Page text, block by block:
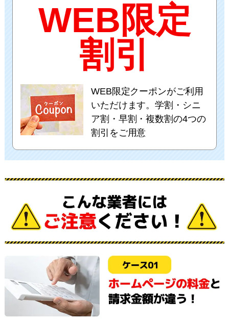
WEB限定
割引
WEB限定クーポンがご利用
いただけます。学割・シニ
ア割・早割・複数割の4つの
割引をご用意